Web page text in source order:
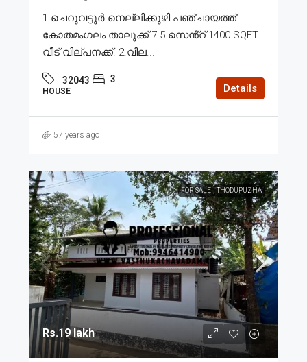
1.ചെറുവട്ടൂർ നെല്ലിക്കുഴി പഞ്ചായത്ത്
കോതമംഗലം താലൂക്ക് 7.5 സെൻ്റ് 1400 SQFT
വീട് വില്പനക്ക്. 2.വില...
32043 3
HOUSE Details
57 years ago
FOR SALE THODUPUZHA
Rs.19 lakh